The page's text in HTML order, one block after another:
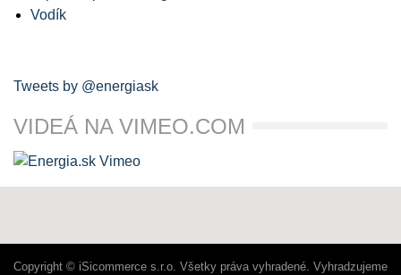
Vodík
Tweets by @energiask
VIDEÁ NA VIMEO.COM
Copyright © iSicommerce s.r.o. Všetky práva vyhradené. Vyhradzujeme